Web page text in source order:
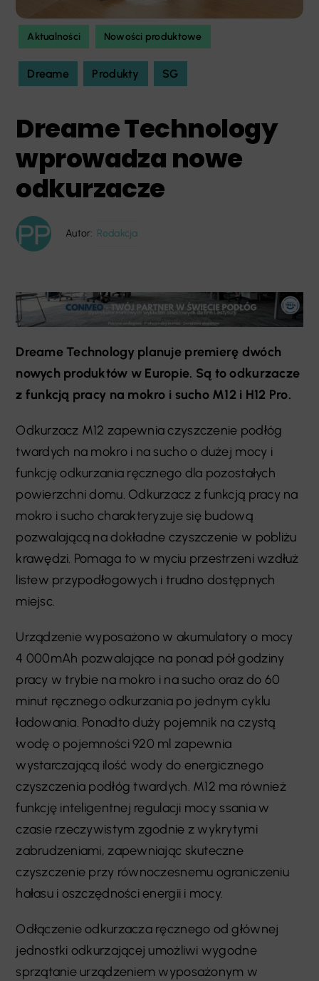
Aktualności Nowości produktowe
Dreame Produkty SG
Dreame Technology
wprowadza nowe
odkurzacze
Autor: Redakcja
Dreame Technology planuje premierę dwóch
nowych produktów w Europie. Są to odkurzacze
z funkcją pracy na mokro i sucho M12 i H12 Pro.
Odkurzacz M12 zapewnia czyszczenie podłóg
twardych na mokro i na sucho o dużej mocy i
funkcję odkurzania ręcznego dla pozostałych
powierzchni domu. Odkurzacz z funkcją pracy na
mokro i sucho charakteryzuje się budową
pozwalającą na dokładne czyszczenie w pobliżu
krawędzi. Pomaga to w myciu przestrzeni wzdłuż
listew przypodłogowych i trudno dostępnych
miejsc.
Urządzenie wyposażono w akumulatory o mocy
4 000mAh pozwalające na ponad pół godziny
pracy w trybie na mokro i na sucho oraz do 60
minut ręcznego odkurzania po jednym cyklu
ładowania. Ponadto duży pojemnik na czystą
wodę o pojemności 920 ml zapewnia
wystarczającą ilość wody do energicznego
czyszczenia podłóg twardych. M12 ma również
funkcję inteligentnej regulacji mocy ssania w
czasie rzeczywistym zgodnie z wykrytymi
zabrudzeniami, zapewniając skuteczne
czyszczenie przy równoczesnemu ograniczeniu
hałasu i oszczędności energii i mocy.
Odłączenie odkurzacza ręcznego od głównej
jednostki odkurzającej umożliwi wygodne
sprzątanie urządzeniem wyposażonym w